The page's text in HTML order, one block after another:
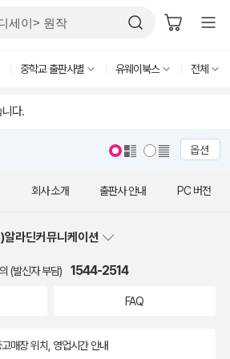
중학교 출판사별 유웨이북스 전체
다.
옵션
회사 소개 출판사 안내 PC 버전
알라딘커뮤니케이션
(발신자 부담) 1544-2514
FAQ
고매장 위치, 영업시간 안내